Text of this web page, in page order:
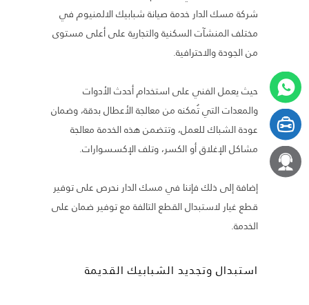
شركة مسك الدار خدمة صيانة شبابيك الالمنيوم في
مختلف المنشآت السكنية والتجارية على أعلى مستوى
من الجودة والاحترافية.
حيث يعمل الفني على استخدام أحدث الأدوات
والمعدات التي تُمكنه من معالجة الأعطال بدقة، وضمان
عودة الشباك للعمل، وتتضمن هذه الخدمة معالجة
مشاكل الإغلاق أو الكسر، وتلف الإكسسوارات.
إضافة إلى ذلك فإننا في مسك الدار نحرص على توفير
قطع غيار لاستبدال القطع التالفة مع توفير ضمان على
الخدمة.
استبدال وتجديد الشبابيك القديمة